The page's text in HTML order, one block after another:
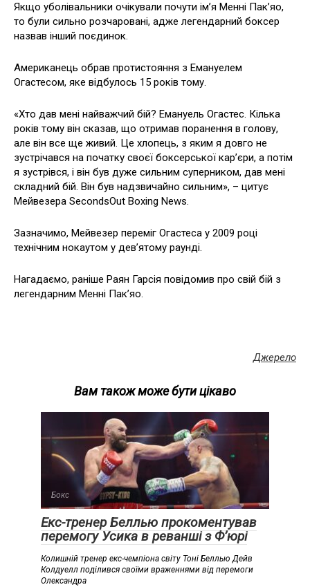
Якщо уболівальники очікували почути ім’я Менні Пак’яо,
то були сильно розчаровані, адже легендарний боксер
назвав інший поєдинок.
Американець обрав протистояння з Емануелем
Огастесом, яке відбулось 15 років тому.
«Хто дав мені найважчий бій? Емануель Огастес. Кілька
років тому він сказав, що отримав поранення в голову,
але він все ще живий. Це хлопець, з яким я довго не
зустрічався на початку своєї боксерської кар’єри, а потім
я зустрівся, і він був дуже сильним суперником, дав мені
складний бій. Він був надзвичайно сильним», – цитує
Мейвезера SecondsOut Boxing News.
Зазначимо, Мейвезер переміг Огастеса у 2009 році
технічним нокаутом у дев’ятому раунді.
Нагадаємо, раніше Раян Гарсія повідомив про свій бій з
легендарним Менні Пак’яо.
Джерело
Вам також може бути цікаво
Бокс
Екс-тренер Беллью прокоментував
перемогу Усика в реванші з Ф’юрі
Колишній тренер екс-чемпіона світу Тоні Беллью Дейв
Колдуелл поділився своїми враженнями від перемоги
Олександра